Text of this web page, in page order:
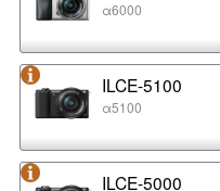
α6000
ILCE-5100
α5100
ILCE-5000